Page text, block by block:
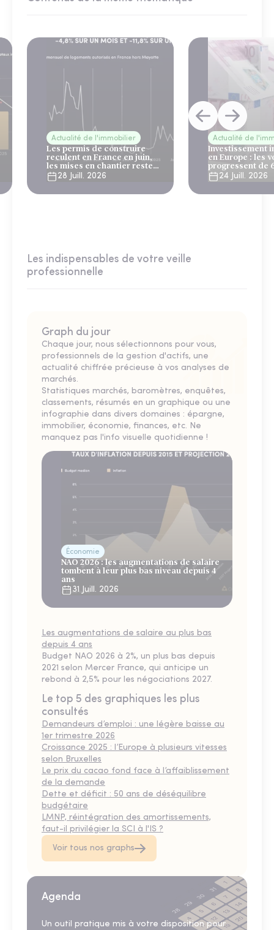
Actualité de l'immobilier
Les permis de construire
reculent en France en juin,
les mises en chantier restent
solides
28 Juill. 2026
Actualité de
Investissement
en Europe : les
progressent de
24 Juill. 2026
Les indispensables de votre veille
professionnelle
Graph du jour
Chaque jour, nous sélectionnons pour vous,
professionnels de la gestion d'actifs, une
actualité chiffrée précieuse à vos analyses de
marchés.
Statistiques marchés, baromètres, enquêtes,
classements, résumés en un graphique ou une
infographie dans divers domaines : épargne,
immobilier, économie, finances, etc. Ne
manquez pas l'info visuelle quotidienne !
Économie
NAO 2026 : les augmentations de salaire
tombent à leur plus bas niveau depuis 4
ans
31 Juill. 2026
Les augmentations de salaire au plus bas
depuis 4 ans
Budget NAO 2026 à 2%, un plus bas depuis
2021 selon Mercer France, qui anticipe un
rebond à 2,5% pour les négociations 2027.
Le top 5 des graphiques les plus
consultés
Demandeurs d’emploi : une légère baisse au
1er trimestre 2026
Croissance 2025 : l’Europe à plusieurs vitesses
selon Bruxelles
Le prix du cacao fond face à l’affaiblissement
de la demande
Dette et déficit : 50 ans de déséquilibre
budgétaire
LMNP, réintégration des amortissements,
faut-il privilégier la SCI à l'IS ?
Voir tous nos graphs
Agenda
Un outil pratique mis à votre disposition pour